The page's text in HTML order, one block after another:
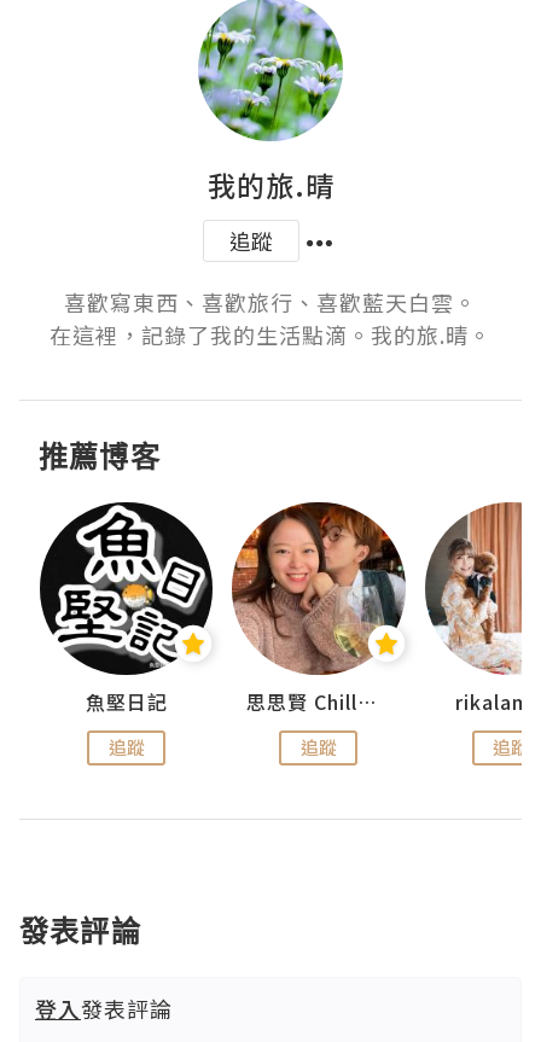
我的旅.晴
追蹤
喜歡寫東西、喜歡旅行、喜歡藍天白雲。
在這裡，記錄了我的生活點滴。我的旅.晴。
推薦博客
魚堅日記
追蹤
思思賢 ChillMyBabe
追蹤 追蹤
發表評論
登入發表評論